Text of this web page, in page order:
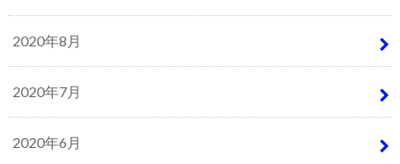
2020年8月
2020年7月
2020年6月